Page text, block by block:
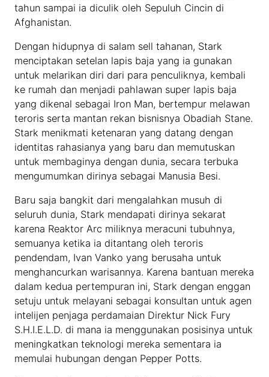
tahun sampai ia diculik oleh Sepuluh Cincin di
Afghanistan.
Dengan hidupnya di salam sell tahanan, Stark
menciptakan setelan lapis baja yang ia gunakan
untuk melarikan diri dari para penculiknya, kembali
ke rumah dan menjadi pahlawan super lapis baja
yang dikenal sebagai Iron Man, bertempur melawan
teroris serta mantan rekan bisnisnya Obadiah Stane.
Stark menikmati ketenaran yang datang dengan
identitas rahasianya yang baru dan memutuskan
untuk membaginya dengan dunia, secara terbuka
mengumumkan dirinya sebagai Manusia Besi.
Baru saja bangkit dari mengalahkan musuh di
seluruh dunia, Stark mendapati dirinya sekarat
karena Reaktor Arc miliknya meracuni tubuhnya,
semuanya ketika ia ditantang oleh teroris
pendendam, Ivan Vanko yang berusaha untuk
menghancurkan warisannya. Karena bantuan mereka
dalam kedua pertempuran ini, Stark dengan enggan
setuju untuk melayani sebagai konsultan untuk agen
intelijen penjaga perdamaian Direktur Nick Fury
S.H.I.E.L.D. di mana ia menggunakan posisinya untuk
meningkatkan teknologi mereka sementara ia
memulai hubungan dengan Pepper Potts.